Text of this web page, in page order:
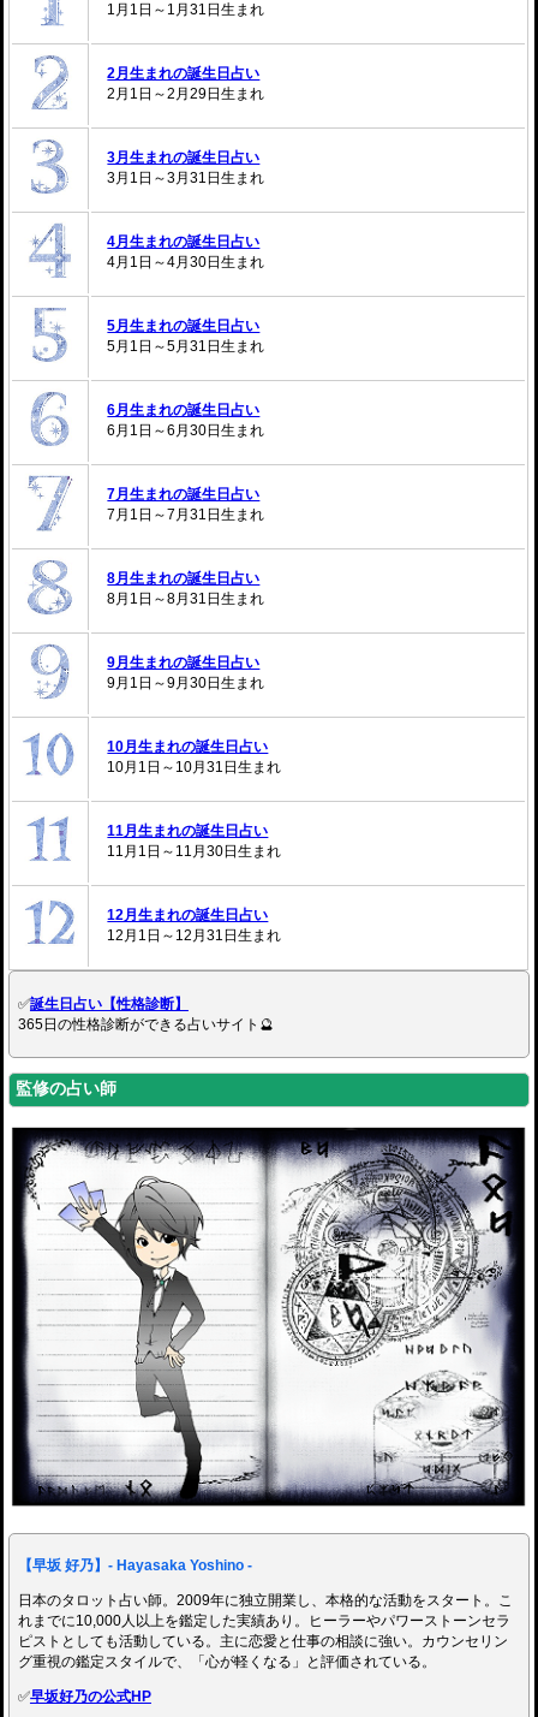
1月1日～1月31日生まれ
2月生まれの誕生日占い
2月1日～2月29日生まれ
3月生まれの誕生日占い
3月1日～3月31日生まれ
4月生まれの誕生日占い
4月1日～4月30日生まれ
5月生まれの誕生日占い
5月1日～5月31日生まれ
6月生まれの誕生日占い
6月1日～6月30日生まれ
7月生まれの誕生日占い
7月1日～7月31日生まれ
8月生まれの誕生日占い
8月1日～8月31日生まれ
9月生まれの誕生日占い
9月1日～9月30日生まれ
10月生まれの誕生日占い
10月1日～10月31日生まれ
11月生まれの誕生日占い
11月1日～11月30日生まれ
12月生まれの誕生日占い
12月1日～12月31日生まれ
✅誕生日占い【性格診断】
365日の性格診断ができる占いサイト🔮
監修の占い師
【早坂 好乃】- Hayasaka Yoshino -
日本のタロット占い師。2009年に独立開業し、本格的な活動をスタート。こ
れまでに10,000人以上を鑑定した実績あり。ヒーラーやパワーストーンセラ
ピストとしても活動している。主に恋愛と仕事の相談に強い。カウンセリン
グ重視の鑑定スタイルで、「心が軽くなる」と評価されている。
✅早坂好乃の公式HP